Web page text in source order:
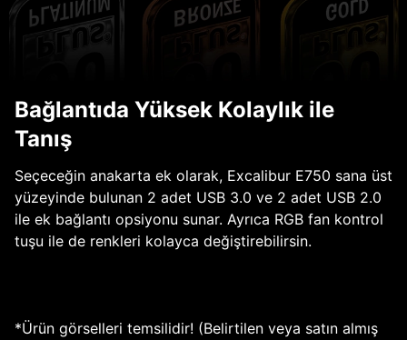
Bağlantıda Yüksek Kolaylık ile
Tanış
Seçeceğin anakarta ek olarak, Excalibur E750 sana üst
yüzeyinde bulunan 2 adet USB 3.0 ve 2 adet USB 2.0
ile ek bağlantı opsiyonu sunar. Ayrıca RGB fan kontrol
tuşu ile de renkleri kolayca değiştirebilirsin.
*Ürün görselleri temsilidir! (Belirtilen veya satın almış